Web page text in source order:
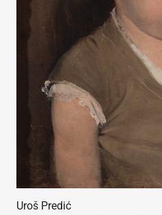
Uroš Predić